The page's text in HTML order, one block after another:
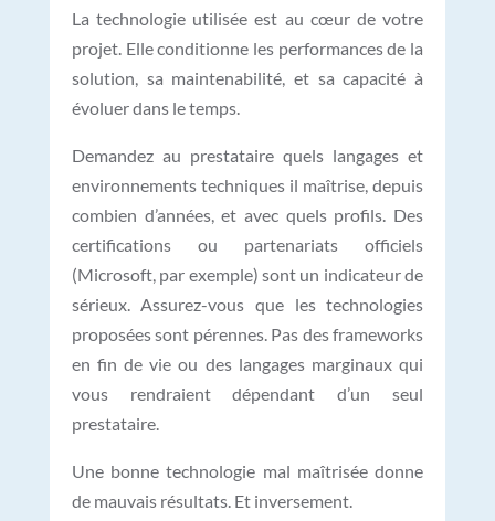
La technologie utilisée est au cœur de votre
projet. Elle conditionne les performances de la
solution, sa maintenabilité, et sa capacité à
évoluer dans le temps.
Demandez au prestataire quels langages et
environnements techniques il maîtrise, depuis
combien d’années, et avec quels profils. Des
certifications ou partenariats officiels
(Microsoft, par exemple) sont un indicateur de
sérieux. Assurez-vous que les technologies
proposées sont pérennes. Pas des frameworks
en fin de vie ou des langages marginaux qui
vous rendraient dépendant d’un seul
prestataire.
Une bonne technologie mal maîtrisée donne
de mauvais résultats. Et inversement.